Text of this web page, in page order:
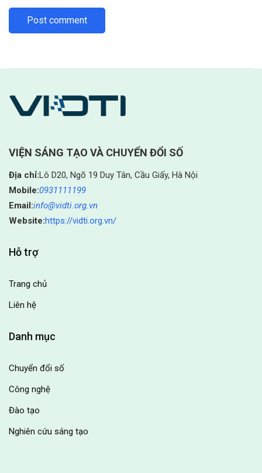
VIỆN SÁNG TẠO VÀ CHUYỂN ĐỔI SỐ
Địa chỉ:Lô D20, Ngõ 19 Duy Tân, Cầu Giấy, Hà Nội
Mobile:0931111199
Email:info@vidti.org.vn
Website:https://vidti.org.vn/
Hỗ trợ
Trang chủ
Liên hệ
Danh mục
Chuyển đổi số
Công nghệ
Đào tạo
Nghiên cứu sáng tạo